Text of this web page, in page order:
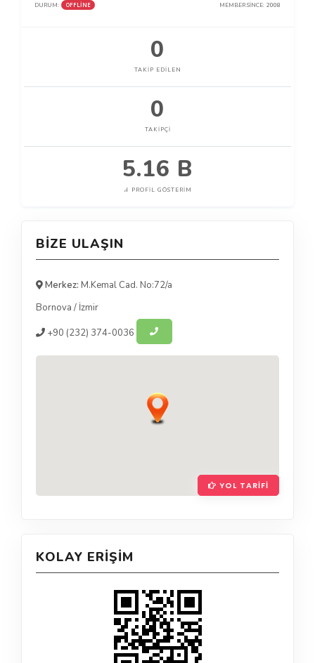
DURUM: OFFLINE MEMBER SINCE: 2008
0
TAKIP EDILEN
0
TAKIPÇI
5.16 B
PROFIL GÖSTERIM
BIZE ULAŞIN
Merkez: M.Kemal Cad. No:72/a
Bornova / İzmir
+90 (232) 374-0036
YOL TARIFI
KOLAY ERIŞIM